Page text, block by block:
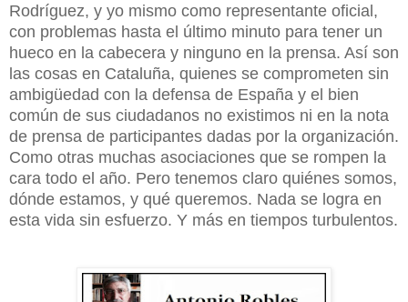
Rodríguez, y yo mismo como representante oficial,
con problemas hasta el último minuto para tener un
hueco en la cabecera y ninguno en la prensa. Así son
las cosas en Cataluña, quienes se comprometen sin
ambigüedad con la defensa de España y el bien
común de sus ciudadanos no existimos ni en la nota
de prensa de participantes dadas por la organización.
Como otras muchas asociaciones que se rompen la
cara todo el año. Pero tenemos claro quiénes somos,
dónde estamos, y qué queremos. Nada se logra en
esta vida sin esfuerzo. Y más en tiempos turbulentos.